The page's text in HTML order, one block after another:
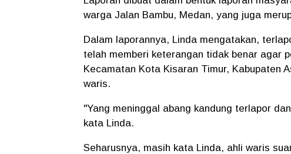
warga Jalan Bambu, Medan, yang juga
Dalam laporannya, Linda mengatakan,
telah memberi keterangan tidak benar agar
Kecamatan Kota Kisaran Timur, Kabupaten
waris.
"Yang meninggal abang kandung terlapor
kata Linda.
Seharusnya, masih kata Linda, ahli waris